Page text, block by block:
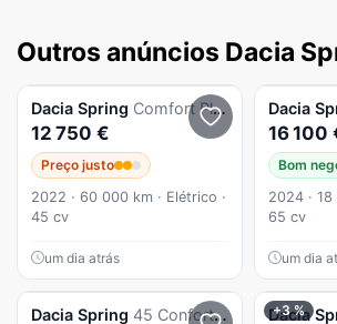
Outros anúncios Dacia
Dacia Spring Comfort Plus
12 750 €
Preço justo
2022 · 60 000 km · Elétrico ·
45 cv
um dia atrás
Dacia
16 100
Bom
2024 · 18
65 cv
um dia
Dacia Spring 45 Confort plus +3 %
Dacia